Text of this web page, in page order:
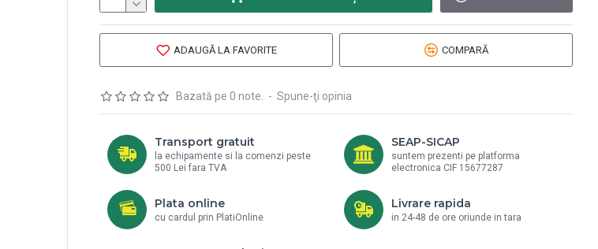
Bazată pe 0 note. - Spune-ţi opinia
ADAUGĂ LA FAVORITE COMPARĂ
Transport gratuit
la echipamente si la comenzi peste
500 Lei fara TVA
SEAP-SICAP
suntem prezenti pe platforma
electronica CIF 15677287
Plata online
cu cardul prin PlatiOnline
Livrare rapida
in 24-48 de ore oriunde in tara